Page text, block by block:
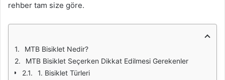
rehber tam size göre.
MTB Bisiklet Nedir?
MTB Bisiklet Seçerken Dikkat Edilmesi Gerekenler
1. Bisiklet Türleri